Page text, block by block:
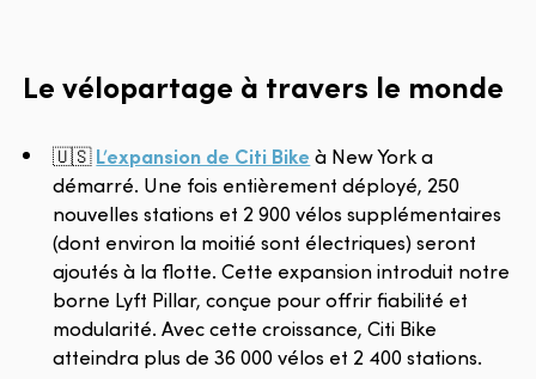
Le vélopartage à travers le monde
🇺🇸L’expansion de Citi Bike à New York a
démarré. Une fois entièrement déployé, 250
nouvelles stations et 2 900 vélos supplémentaires
(dont environ la moitié sont électriques) seront
ajoutés à la flotte. Cette expansion introduit notre
borne Lyft Pillar, conçue pour offrir fiabilité et
modularité. Avec cette croissance, Citi Bike
atteindra plus de 36 000 vélos et 2 400 stations.